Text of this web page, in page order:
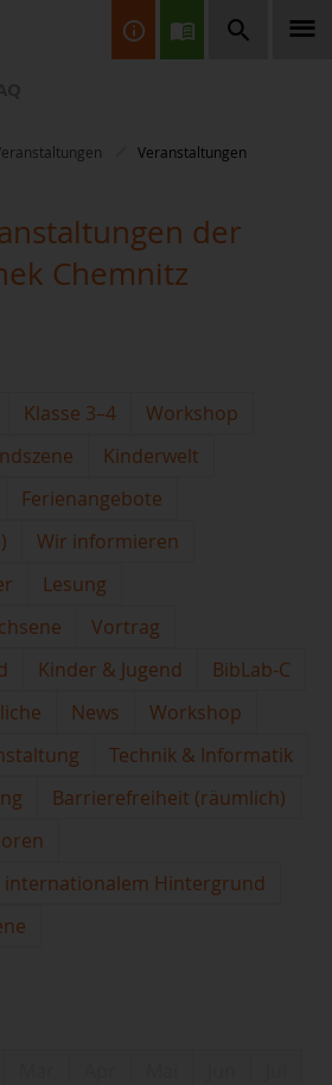
CDs & DVDs, Spiele, BluRays,
Veranstaltungen
der
Chemnitz
Klasse 3–4
Workshop
Kinderwelt
Ferienangebote
Wir informieren
Lesung
Vortrag
Kinder & Jugend
BibLab-C
News
Workshop
Technik & Informatik
Barrierefreiheit (räumlich)
internationalem Hintergrund